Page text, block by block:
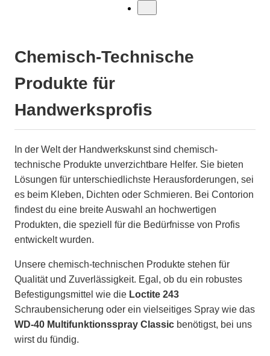
Chemisch-Technische
Produkte für
Handwerksprofis
In der Welt der Handwerkskunst sind chemisch-
technische Produkte unverzichtbare Helfer. Sie bieten
Lösungen für unterschiedlichste Herausforderungen, sei
es beim Kleben, Dichten oder Schmieren. Bei Contorion
findest du eine breite Auswahl an hochwertigen
Produkten, die speziell für die Bedürfnisse von Profis
entwickelt wurden.
Unsere chemisch-technischen Produkte stehen für
Qualität und Zuverlässigkeit. Egal, ob du ein robustes
Befestigungsmittel wie die Loctite 243
Schraubensicherung oder ein vielseitiges Spray wie das
WD-40 Multifunktionsspray Classic benötigst, bei uns
wirst du fündig.